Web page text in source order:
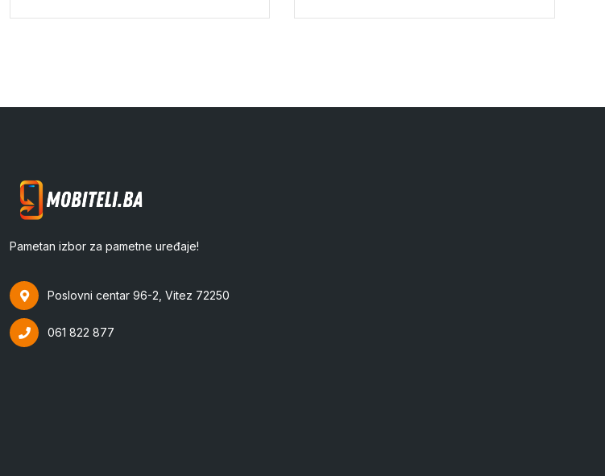
Pametan izbor za pametne uređaje!
Poslovni centar 96-2, Vitez 72250
061 822 877